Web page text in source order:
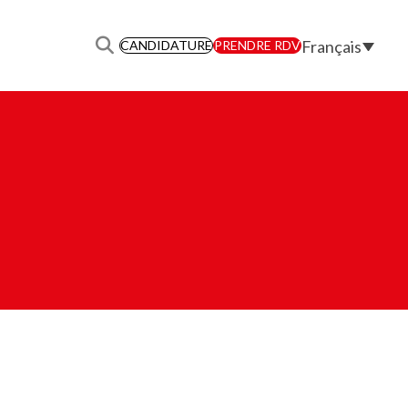
CANDIDATUREPRENDRE RDVFrançais